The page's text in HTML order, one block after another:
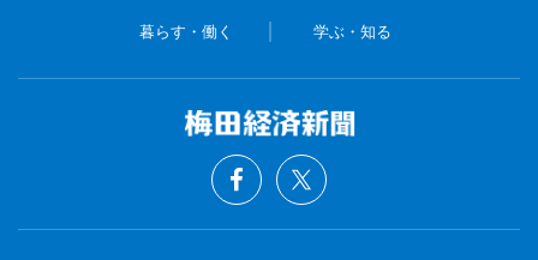
暮らす・働く 学ぶ・知る